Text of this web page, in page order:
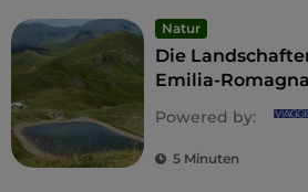
Natur
Die
Emilia-Romagna
Powered by:
5 Minuten